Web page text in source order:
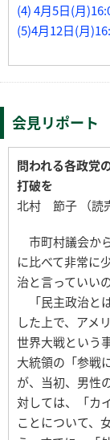
(4) 4月5日(月
(5)4月12日(月
会見リポート
問われる各政党
打破を
北村 節子 （読
市町村議会か
に比べて非常に
治と言っていい
「民主政治と
した上で、アメ
世界大戦という
大統領の「参戦
が、当初、男性
対しては、「カ
ことについて、